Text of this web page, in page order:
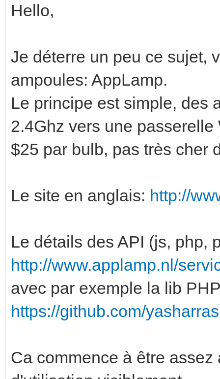
Hello,
Je déterre un peu ce sujet,
ampoules: AppLamp.
Le principe est simple, des
2.4Ghz vers une
$25 par bulb, pas très cher
Le site en anglais: http://
Le détails des API (js, php,
http://www.applamp.nl/
avec par exemple la lib
https://github.com/
Ca commence à être